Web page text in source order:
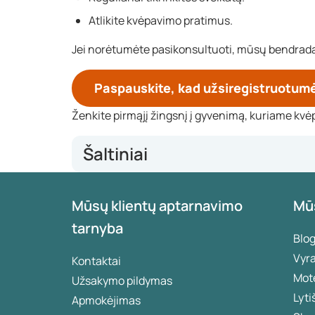
Atlikite kvėpavimo pratimus.
Jei norėtumėte pasikonsultuoti, mūsų
Paspauskite, kad
Ženkite pirmąjį žingsnį į gyvenimą, kuriame
Šaltiniai
https://richtlijnen.nhg.org/standaarden/astma-bij-
https://www.thelancet.com/journals/lanres/article/
https://www.uclahealth.org/news/how-use-
Mūsų klientų aptarnavimo
tarnyba
Kontaktai
Užsakymo pildymas
Apmokėjimas